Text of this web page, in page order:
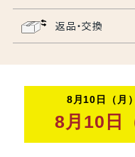
返品・交換